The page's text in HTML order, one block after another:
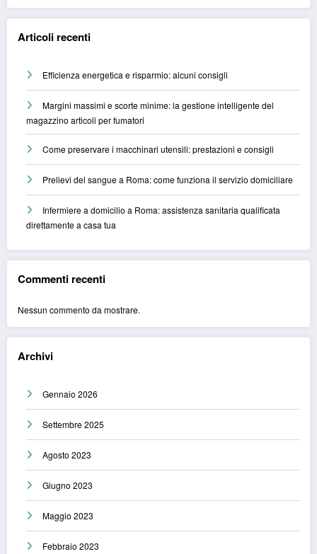
Articoli recenti
Efficienza energetica e risparmio: alcuni consigli
Margini massimi e scorte minime: la gestione intelligente del
magazzino articoli per fumatori
Come preservare i macchinari utensili: prestazioni e consigli
Prelievi del sangue a Roma: come funziona il servizio domiciliare
Infermiere a domicilio a Roma: assistenza sanitaria qualificata
direttamente a casa tua
Commenti recenti
Nessun commento da mostrare.
Archivi
Gennaio 2026
Settembre 2025
Agosto 2023
Giugno 2023
Maggio 2023
Febbraio 2023